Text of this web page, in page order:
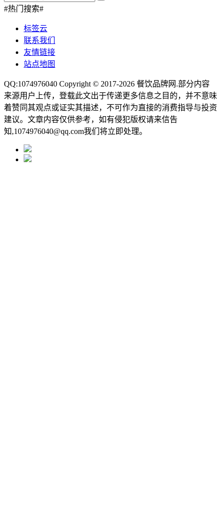
#热门搜索#
标签云
联系我们
友情链接
站点地图
QQ:1074976040 Copyright © 2017-2026 餐饮品牌网 .部分内容
来源用户上传，登载此文出于传递更多信息之目的，并不意味
着赞同其观点或证实其描述，不可作为直接的消费指导与投资
建议。文章内容仅供参考，如有侵犯版权请来信告
知,1074976040@qq.com我们将立即处理。